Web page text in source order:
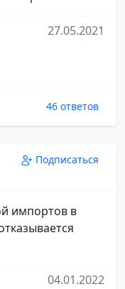
27.05.2021
46 ответов
Подписаться
импортов в
04.01.2022